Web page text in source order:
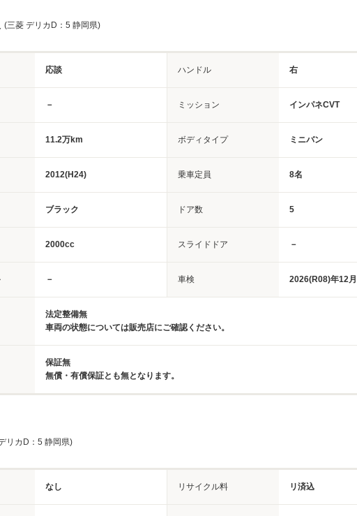
(三菱 デリカD：5 静岡県)
応談 ハンドル 右
－ ミッション インパネCVT
11.2万km ボディタイプ ミニバン
2012(H24) 乗車定員 8名
ブラック ドア数 5
2000cc スライドドア －
－ 車検 2026(R08)年12月
法定整備無
車両の状態については販売店にご確認ください。
保証無
無償・有償保証とも無となります。
リカD：5 静岡県)
なし リサイクル料 リ済込